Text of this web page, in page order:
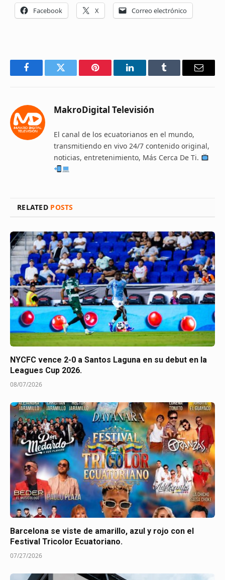
Facebook X Correo electrónico
FacebookTwitter Pinterest LinkedInTumblr Email
MakroDigital Televisión
El canal de los ecuatorianos en el mundo,
transmitiendo en vivo 24/7 contenido original,
noticias, entretenimiento, Más Cerca De Ti.
RELATED POSTS
NYCFC vence 2-0 a Santos Laguna en su debut en la
Leagues Cup 2026.
08/07/2026
Barcelona se viste de amarillo, azul y rojo con el
Festival Tricolor Ecuatoriano.
07/27/2026